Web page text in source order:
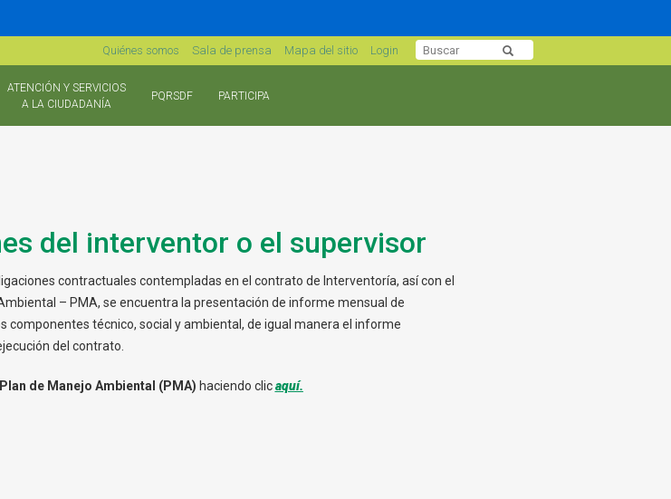
Quiénes somos Sala de prensa Mapa del sitio Login
ATENCIÓN Y SERVICIOS
A LA CIUDADANÍA
PQRSDF PARTICIPA
del interventor o el supervisor
contractuales contempladas en el contrato de Interventoría, así con el
– PMA, se encuentra la presentación de informe mensual de
componentes técnico, social y ambiental, de igual manera el informe
del contrato.
Plan de Manejo Ambiental (PMA) haciendo clicaquí.